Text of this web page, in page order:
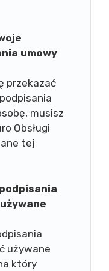
umowy
przekazać
musisz
Obsługi
tej
używane
który